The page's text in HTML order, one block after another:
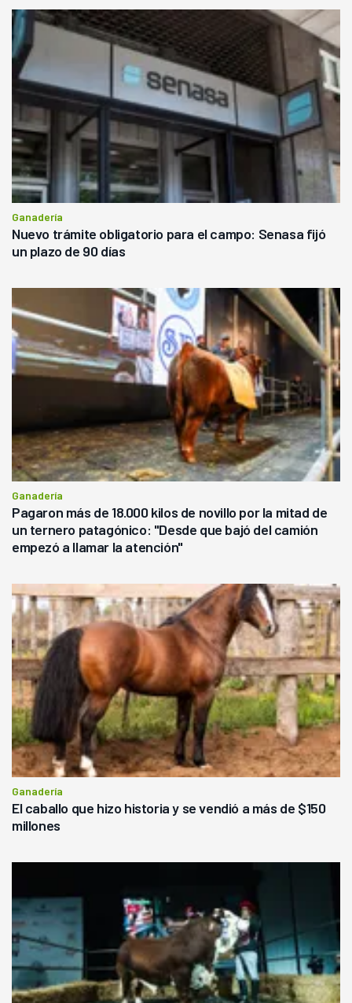
Ganadería
Nuevo trámite obligatorio para el campo: Senasa fijó
un plazo de 90 días
Ganadería
Pagaron más de 18.000 kilos de novillo por la mitad de
un ternero patagónico: "Desde que bajó del camión
empezó a llamar la atención"
Ganadería
El caballo que hizo historia y se vendió a más de $150
millones